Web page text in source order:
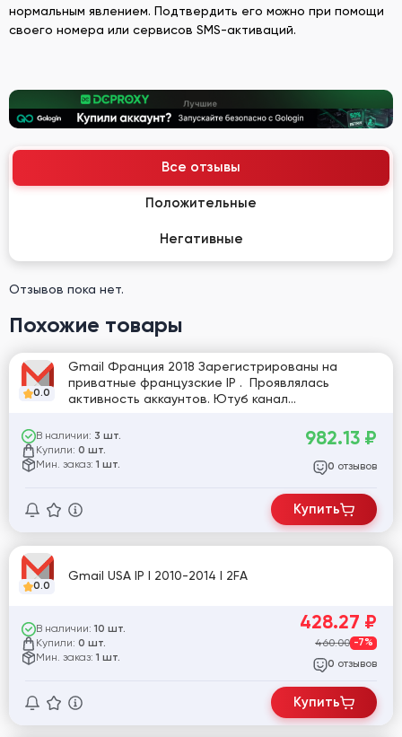
нормальным явлением. Подтвердить его можно при помощи
своего номера или сервисов SMS-активаций.
Все отзывы
Положительные
Негативные
Отзывов пока нет.
Похожие товары
0.0
Gmail Франция 2018 Зарегистрированы на
приватные французские IP . Проявлялась
активность аккаунтов. Ютуб канал
В наличии: 3 шт.
Купили: 0 шт.
Мин. заказ: 1 шт.
982.13 ₽
0 отзывов
Купить
0.0
Gmail USA IP I 2010-2014 I 2FA
В наличии: 10 шт.
Купили: 0 шт.
Мин. заказ: 1 шт.
428.27 ₽
460.00 -7%
0 отзывов
Купить